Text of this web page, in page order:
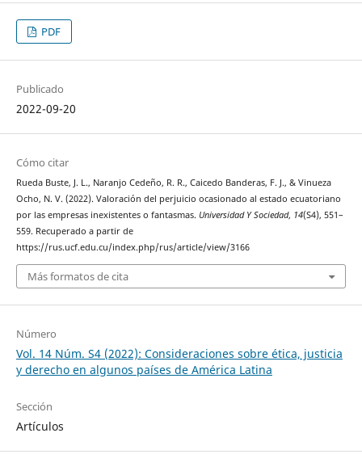
PDF
Publicado
2022-09-20
Cómo citar
Rueda Buste, J. L., Naranjo Cedeño, R. R., Caicedo Banderas, F. J., & Vinueza
Ocho, N. V. (2022). Valoración del perjuicio ocasionado al estado ecuatoriano
por las empresas inexistentes o fantasmas. Universidad Y Sociedad, 14(S4), 551–
559. Recuperado a partir de
https://rus.ucf.edu.cu/index.php/rus/article/view/3166
Más formatos de cita
Número
Vol. 14 Núm. S4 (2022): Consideraciones sobre ética, justicia
y derecho en algunos países de América Latina
Sección
Artículos